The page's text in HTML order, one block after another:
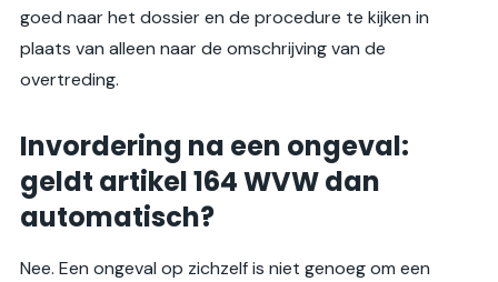
goed naar het dossier en de procedure te kijken in
plaats van alleen naar de omschrijving van de
overtreding.
Invordering na een ongeval:
geldt artikel 164 WVW dan
automatisch?
Nee. Een ongeval op zichzelf is niet genoeg om een